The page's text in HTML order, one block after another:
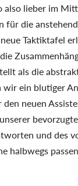
also lieber im
für die
Taktiktafel
als die
wir ein blutiger
den neuen
und des
halbwegs